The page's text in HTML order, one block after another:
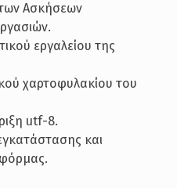
Ασκήσεων
εργαλείου της
χαρτοφυλακίου του
utf-8.
και